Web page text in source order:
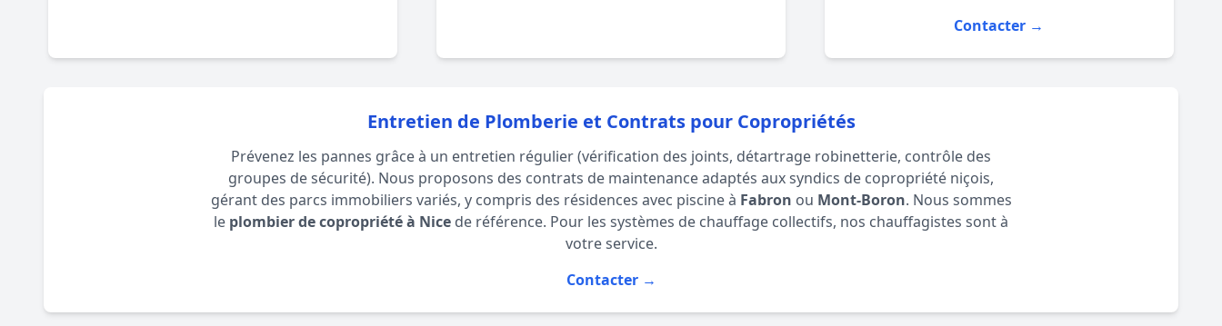
Contacter →
Entretien de Plomberie et Contrats pour Copropriétés
Prévenez les pannes grâce à un entretien régulier (vérification des joints, détartrage robinetterie, contrôle des
groupes de sécurité). Nous proposons des contrats de maintenance adaptés aux syndics de copropriété niçois,
gérant des parcs immobiliers variés, y compris des résidences avec piscine à Fabron ou Mont-Boron. Nous sommes
le plombier de copropriété à Nice de référence. Pour les systèmes de chauffage collectifs, nos chauffagistes sont à
votre service.
Contacter →